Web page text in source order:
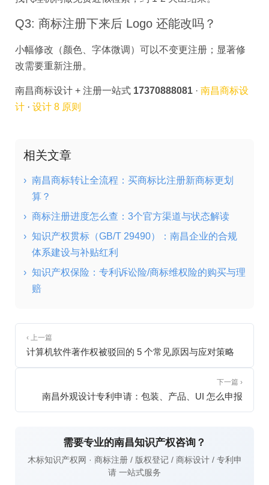
Q3: 商标注册下来后 Logo 还能改吗？
小幅修改（颜色、字体微调）可以不变更注册；显著修
改需要重新注册。
南昌商标设计 + 注册一站式 17370888081 · 南昌商标设
计 · 设计 8 原则
相关文章
› 南昌商标转让全流程：买商标比注册新商标更划
算？
› 商标注册进度怎么查：3个官方渠道与状态解读
› 知识产权贯标（GB/T 29490）：南昌企业的合规
体系建设与补贴红利
› 知识产权保险：专利诉讼险/商标维权险的购买与理
赔
‹ 上一篇
计算机软件著作权被驳回的 5 个常见原因与应对策略
下一篇 ›
南昌外观设计专利申请：包装、产品、UI 怎么申报
需要专业的南昌知识产权咨询？
木标知识产权网 · 商标注册 / 版权登记 / 商标设计 / 专利申
请 一站式服务